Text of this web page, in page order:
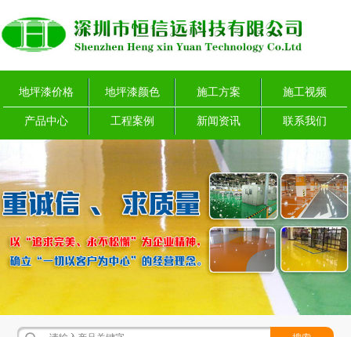
地坪漆价格 地坪漆颜色 施工方案 施工视频
产品中心 工程案例 新闻资讯 联系我们